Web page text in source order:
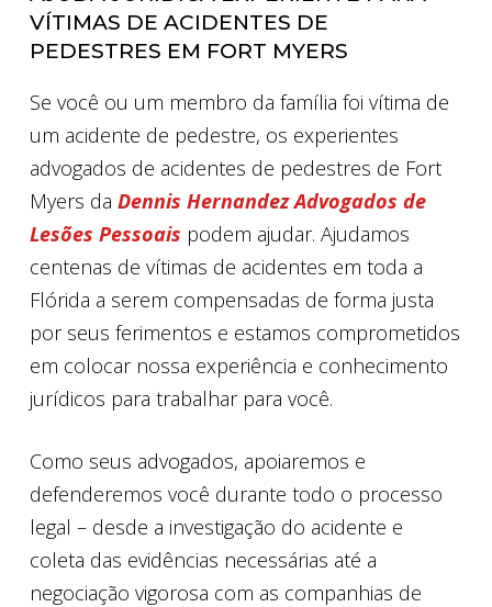
VÍTIMAS DE ACIDENTES DE
PEDESTRES EM FORT MYERS
Se você ou um membro da família foi vítima de
um acidente de pedestre, os experientes
advogados de acidentes de pedestres de Fort
Myers da Dennis Hernandez Advogados de
Lesões Pessoais podem ajudar. Ajudamos
centenas de vítimas de acidentes em toda a
Flórida a serem compensadas de forma justa
por seus ferimentos e estamos comprometidos
em colocar nossa experiência e conhecimento
jurídicos para trabalhar para você.
Como seus advogados, apoiaremos e
defenderemos você durante todo o processo
legal – desde a investigação do acidente e
coleta das evidências necessárias até a
negociação vigorosa com as companhias de